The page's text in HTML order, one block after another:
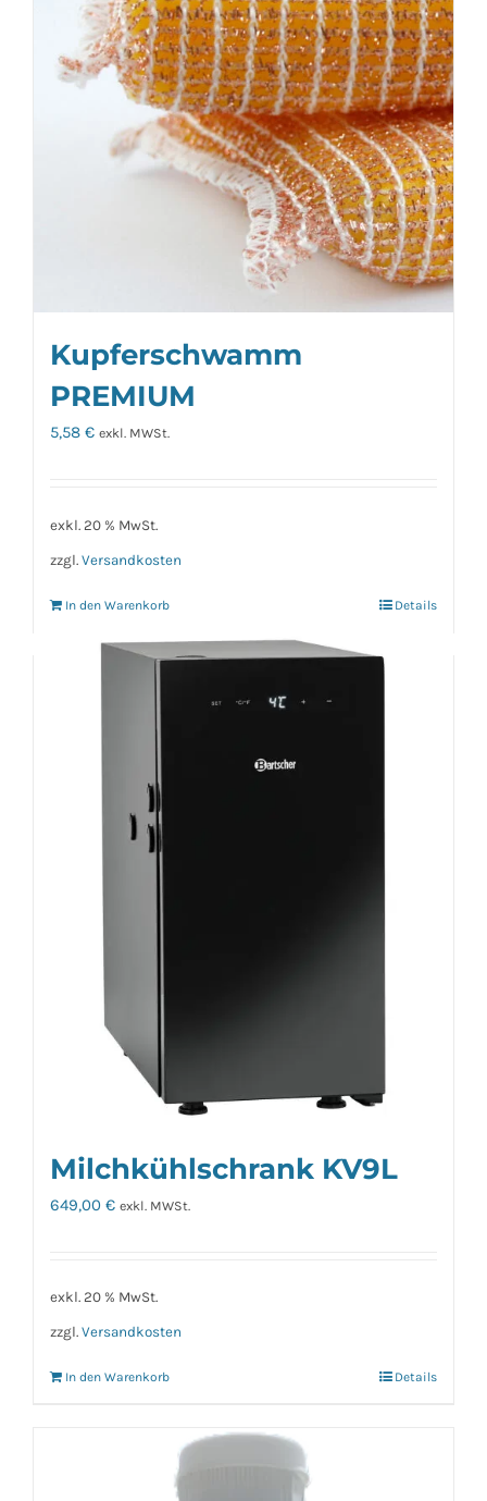
Kupferschwamm
PREMIUM
5,58 € exkl. MWSt.
exkl. 20 % MwSt.
zzgl. Versandkosten
In den Warenkorb Details
Milchkühlschrank KV9L
649,00 € exkl. MWSt.
exkl. 20 % MwSt.
zzgl. Versandkosten
In den Warenkorb Details